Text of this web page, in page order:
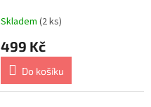
Skladem (2 ks)
499 Kč
Do košíku